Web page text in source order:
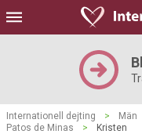
Internationell dejting > Män
Patos de Minas
> Kristen